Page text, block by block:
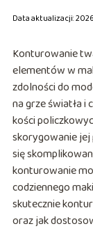
Data aktualizacji:
Konturowanie
elementów w
zdolności do
na grze światła i
kości
skorygowanie
się
konturowanie
codziennego
skutecznie
oraz jak